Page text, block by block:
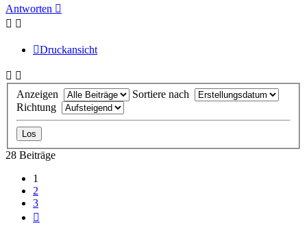
Antworten
Druckansicht
Anzeigen
Sortiere nach
Richtung
28 Beiträge
1
2
3